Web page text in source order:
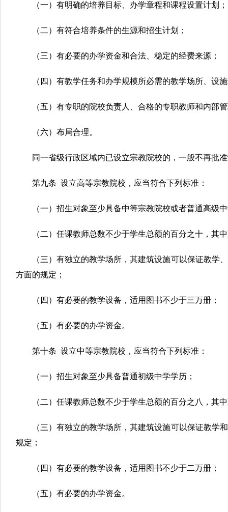
（一）有明确的培养目标、办学章程和课程设置计划；
（二）有符合培养条件的生源和招生计划；
（三）有必要的办学资金和合法、稳定的经费来源；
（四）有教学任务和办学规模所必需的教学场所、设
（五）有专职的院校负责人、合格的专职教师和内部
（六）布局合理。
同一省级行政区域内已设立宗教院校的，一般不再批
第九条 设立高等宗教院校，应当符合下列标准：
（一）招生对象至少具备中等宗教院校或者普通高级
（二）任课教师总数不少于学生总额的百分之十，其
（三）有独立的教学场所，其建筑设施可以保证教
方面的规定；
（四）有必要的教学设备，适用图书不少于三万册；
（五）有必要的办学资金。
第十条 设立中等宗教院校，应当符合下列标准：
（一）招生对象至少具备普通初级中学学历；
（二）任课教师总数不少于学生总额的百分之八，其
（三）有独立的教学场所，其建筑设施可以保证教
规定；
（四）有必要的教学设备，适用图书不少于二万册；
（五）有必要的办学资金。